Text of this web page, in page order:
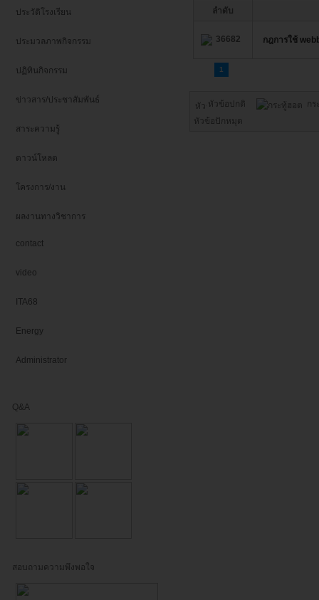
ประวัติโรงเรียน
ประมวลภาพกิจกรรม
ปฏิทินกิจกรรม
ข่าวสาร/ประชาสัมพันธ์
สาระความรู้
ดาวน์โหลด
โครงการ/งาน
ผลงานทางวิชาการ
contact
video
ITA68
Energy
Administrator
Q&A
สอบถามความพึงพอใจ
ลำดับ
36682 กฎการใช้
1
หัวข้อปกติ
ก
หัวข้อปักหมุด